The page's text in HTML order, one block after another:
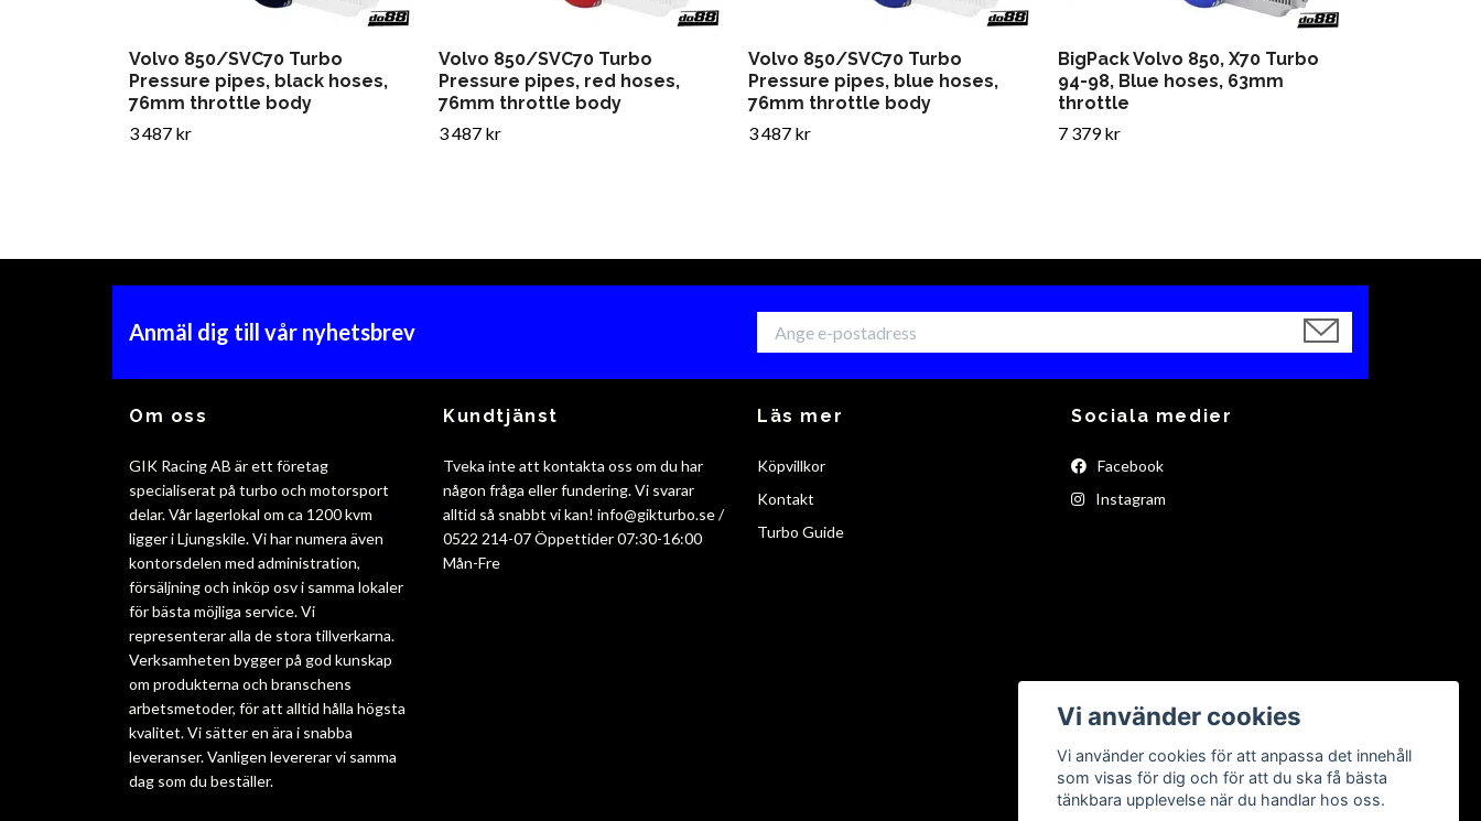
Volvo 850/SVC70 Turbo
Pressure pipes, black hoses,
76mm throttle body
3 487 kr
Volvo 850/SVC70 Turbo
Pressure pipes, red hoses,
76mm throttle body
3 487 kr
Volvo 850/SVC70 Turbo
Pressure pipes, blue hoses,
76mm throttle body
3 487 kr
BigPack Volvo 850, X70 Turbo
94-98, Blue hoses, 63mm
throttle
7 379 kr
Anmäl dig till vår nyhetsbrev
Om oss
GIK Racing AB är ett företag
specialiserat på turbo och motorsport
delar. Vår lagerlokal om ca 1200 kvm
ligger i Ljungskile. Vi har numera även
kontorsdelen med administration,
försäljning och inköp osv i samma lokaler
för bästa möjliga service. Vi
representerar alla de stora tillverkarna.
Verksamheten bygger på god kunskap
om produkterna och branschens
arbetsmetoder, för att alltid hålla högsta
kvalitet. Vi sätter en ära i snabba
leveranser. Vanligen levererar vi samma
dag som du beställer.
Kundtjänst
Tveka inte att kontakta oss om du har
någon fråga eller fundering. Vi svarar
alltid så snabbt vi kan! info@gikturbo.se/
0522 214-07 Öppettider 07:30-16:00
Mån-Fre
Läs mer
Köpvillkor
Kontakt
Turbo Guide
Sociala medier
Facebook
Instagram
Vi använder cookies
Vi använder cookies för att anpassa det innehåll
som visas för dig och för att du ska få bästa
tänkbara upplevelse när du handlar hos oss.